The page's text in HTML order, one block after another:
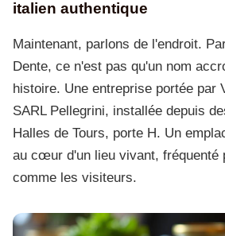
italien authentique
Maintenant, parlons de l'endroit.
Dente, ce n'est pas qu'un nom
histoire. Une entreprise portée par
SARL Pellegrini, installée depuis
Halles de Tours, porte H. Un
au cœur d'un lieu vivant, fréquenté
comme les visiteurs.